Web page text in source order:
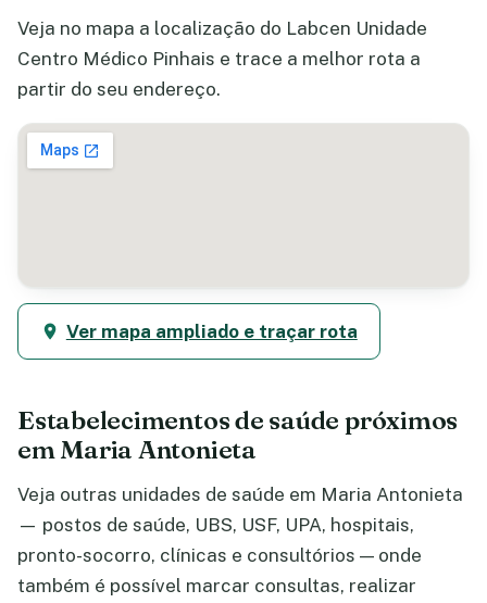
Veja no mapa a localização do Labcen Unidade
Centro Médico Pinhais e trace a melhor rota a
partir do seu endereço.
Ver mapa ampliado e traçar rota
Estabelecimentos de saúde próximos
em Maria Antonieta
Veja outras unidades de saúde em Maria Antonieta
— postos de saúde, UBS, USF, UPA, hospitais,
pronto-socorro, clínicas e consultórios — onde
também é possível marcar consultas, realizar